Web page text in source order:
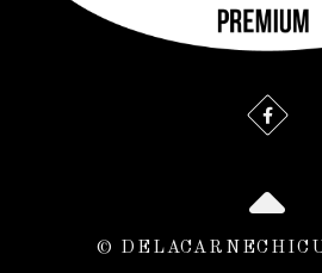
©